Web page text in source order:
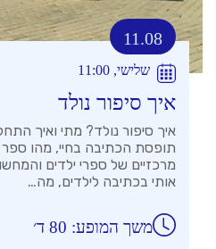
11.08
שלישי, 11:00
איך סיפור נולד
איך סיפור נולד? מתי ואיך
תופסת הכתיבה בחיי, מהו ספר
מרכזיים של ספרי ילדים
אותי בכתיבה לילדים, מה…
משך המופע: 80 ד׳